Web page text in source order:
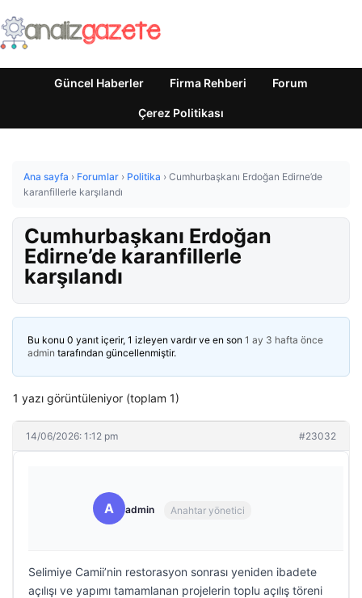
Güncel Haberler Firma Rehberi Forum
Çerez Politikası
Ana sayfa › Forumlar › Politika › Cumhurbaşkanı Erdoğan Edirne’de
karanfillerle karşılandı
Cumhurbaşkanı Erdoğan
Edirne’de karanfillerle
karşılandı
Bu konu 0 yanıt içerir, 1 izleyen vardır ve en son 1 ay 3 hafta önce
admin tarafından güncellenmiştir.
1 yazı görüntüleniyor (toplam 1)
14/06/2026: 1:12 pm #23032
A admin Anahtar yönetici
Selimiye Camii’nin restorasyon sonrası yeniden ibadete
açılışı ve yapımı tamamlanan projelerin toplu açılış töreni